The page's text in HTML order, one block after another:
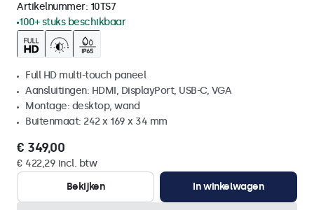
Artikelnummer: 10TS7
100+ stuks beschikbaar
Full HD multi-touch paneel
Aansluitingen: HDMI, DisplayPort, USB-C, VGA
Montage: desktop, wand
Buitenmaat: 242 x 169 x 34 mm
€ 349,00
€ 422,29 incl. btw
Bekijken
In winkelwagen